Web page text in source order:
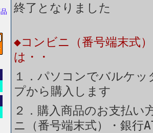
終了となりました
◆コンビニ（番号端末式
は・・
１．パソコンでバルケッ
プから購入します
２．購入商品のお支払
ニ（番号端末式）・銀